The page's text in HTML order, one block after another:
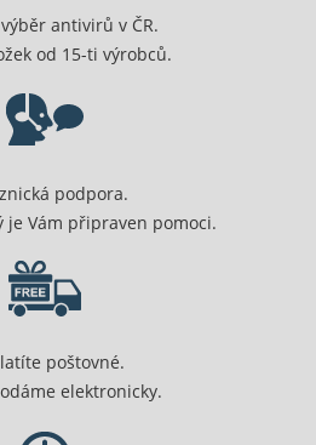
antivirů v ČR.
od 15-ti výrobců.
podpora.
je Vám připraven pomoci.
poštovné.
elektronicky.